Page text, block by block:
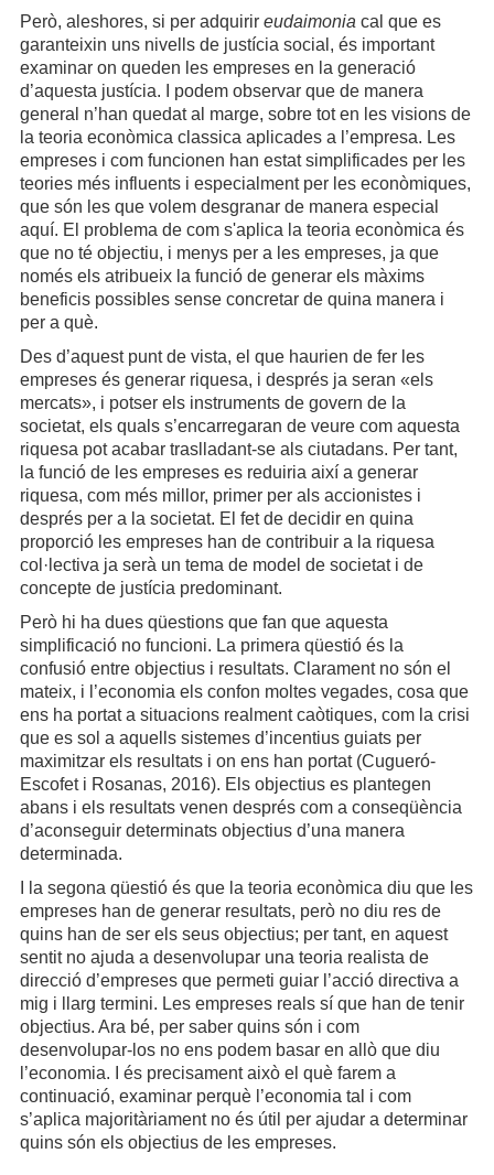
Però, aleshores, si per adquirir eudaimonia cal que es
garanteixin uns nivells de justícia social, és important
examinar on queden les empreses en la generació
d’aquesta justícia. I podem observar que de manera
general n’han quedat al marge, sobre tot en les visions de
la teoria econòmica classica aplicades a l’empresa. Les
empreses i com funcionen han estat simplificades per les
teories més influents i especialment per les econòmiques,
que són les que volem desgranar de manera especial
aquí. El problema de com s'aplica la teoria econòmica és
que no té objectiu, i menys per a les empreses, ja que
només els atribueix la funció de generar els màxims
beneficis possibles sense concretar de quina manera i
per a què.
Des d’aquest punt de vista, el que haurien de fer les
empreses és generar riquesa, i després ja seran «els
mercats», i potser els instruments de govern de la
societat, els quals s’encarregaran de veure com aquesta
riquesa pot acabar traslladant-se als ciutadans. Per tant,
la funció de les empreses es reduiria així a generar
riquesa, com més millor, primer per als accionistes i
després per a la societat. El fet de decidir en quina
proporció les empreses han de contribuir a la riquesa
col·lectiva ja serà un tema de model de societat i de
concepte de justícia predominant.
Però hi ha dues qüestions que fan que aquesta
simplificació no funcioni. La primera qüestió és la
confusió entre objectius i resultats. Clarament no són el
mateix, i l’economia els confon moltes vegades, cosa que
ens ha portat a situacions realment caòtiques, com la crisi
que es sol a aquells sistemes d’incentius guiats per
maximitzar els resultats i on ens han portat (Cugueró-
Escofet i Rosanas, 2016). Els objectius es plantegen
abans i els resultats venen després com a conseqüència
d’aconseguir determinats objectius d’una manera
determinada.
I la segona qüestió és que la teoria econòmica diu que les
empreses han de generar resultats, però no diu res de
quins han de ser els seus objectius; per tant, en aquest
sentit no ajuda a desenvolupar una teoria realista de
direcció d’empreses que permeti guiar l’acció directiva a
mig i llarg termini. Les empreses reals sí que han de tenir
objectius. Ara bé, per saber quins són i com
desenvolupar-los no ens podem basar en allò que diu
l’economia. I és precisament això el què farem a
continuació, examinar perquè l’economia tal i com
s’aplica majoritàriament no és útil per ajudar a determinar
quins són els objectius de les empreses.